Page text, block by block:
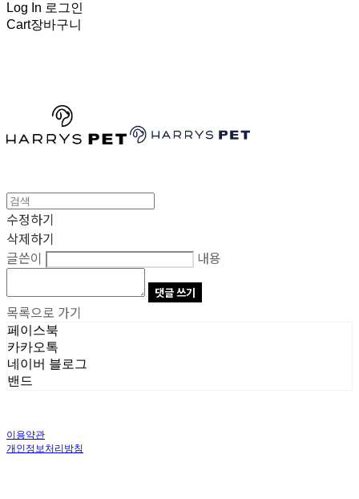
Log In 로그인
Cart장바구니
수정하기
삭제하기
글쓴이
내용
댓글 쓰기
목록으로 가기
페이스북
카카오톡
네이버 블로그
밴드
이용약관
개인정보처리방침